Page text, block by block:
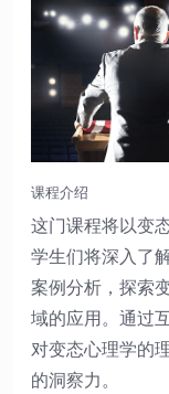
课程介绍
这门课程将以变
学生们将深入了
案例分析，探索
域的应用。通过
对变态心理学的
的洞察力。